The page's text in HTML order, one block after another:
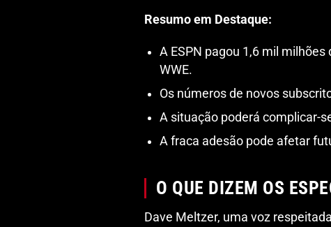
Resumo em Destaque:
A ESPN pagou 1,6 mil
WWE.
Os números de novos
A situação poderá complicar-
A fraca adesão pode afetar
O QUE DIZEM OS
Dave Meltzer, uma voz